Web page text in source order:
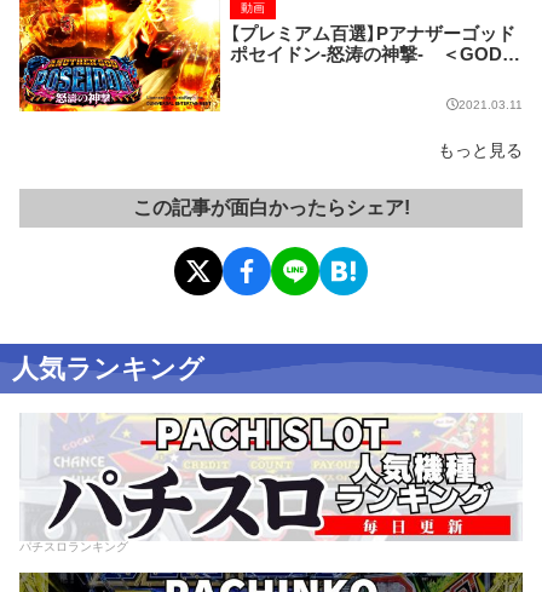
【プレミアム百選】Pアナザーゴッド
ポセイドン-怒涛の神撃- ＜GOD G
動画
2021.03.11
もっと見る
この記事が面白かったらシェア!
人気ランキング
パチスロランキング